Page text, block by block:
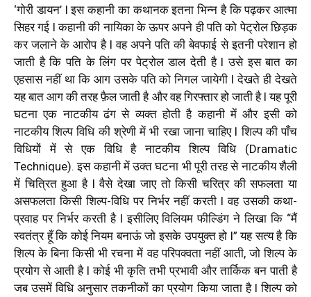
‘गोरी डायन’ l इस कहानी का कथानक इतना भिन्न है कि पढ़कर आत्मा
सिहर गई l कहानी की नायिका के ऊपर अपने ही पति को पेट्रोल छिड़क
कर जलाने के आरोप है l वह अपने पति की बेवफाई से इतनी परेशान हो
जाती है कि पति के लिंग पर पेट्रोल डाल देती है l उसे इस बात का
एहसास नहीं था कि आग उसके पति को निगल जायेगी l देखते ही देखते
यह बात आग की तरह फ़ैल जाती है और वह गिरफ्तार हो जाती है l यह पूरी
घटना एक नाटकीय ढंग से व्यक्त होती है कहानी में और इसी को
नाटकीय शिल्प विधि की श्रेणी में भी रखा जाना चाहिए l शिल्प की पाँच
विधियों में से एक विधि है नाटकीय शिल्प विधि (Dramatic
Technique). इस कहानी में उक्त घटना भी पूरी तरह से नाटकीय शैली
में चित्रित हुआ है l वैसे देखा जाए तो किसी चरित्र की सफलता या
असफलता किसी शिल्प-विधि पर निर्भर नहीं करती l वह उसकी कथा-
प्रवाह पर निर्भर करती है l इसीलिए विलियम फील्डिंग ने लिखा कि “मैं
स्वतंत्र हूँ कि कोई नियम बनाऊं जो इसके उपयुक्त हो l” यह सत्य है कि
शिल्प के बिना किसी भी रचना में वह परिपक्वता नहीं आती, जो शिल्प के
प्रयोग से आती है l कोई भी कृति तभी प्रभावी और तार्किक बन पाती है
जब उसमें विधि अनुसार तकनीकों का प्रयोग किया जाता है l शिल्प को